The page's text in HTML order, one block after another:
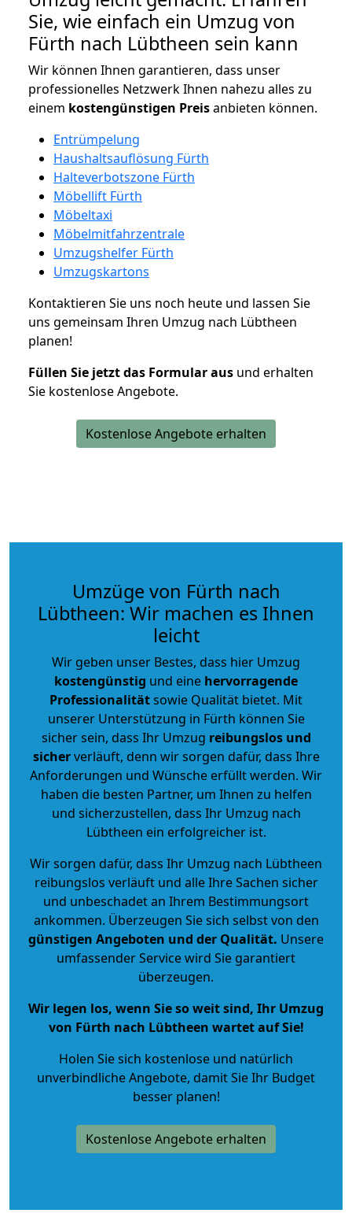
Sie, wie einfach ein Umzug von
Fürth nach Lübtheen sein kann
Wir können Ihnen garantieren, dass unser
professionelles Netzwerk Ihnen nahezu alles zu
einem kostengünstigen Preisanbieten können.
Entrümpelung
Haushaltsauflösung Fürth
Halteverbotszone Fürth
Möbellift Fürth
Möbeltaxi
Möbelmitfahrzentrale
Umzugshelfer Fürth
Umzugskartons
Kontaktieren Sie uns noch heute und lassen Sie
uns gemeinsam Ihren Umzug nach Lübtheen
planen!
Füllen Sie jetzt das Formular aus und erhalten
Sie kostenlose Angebote.
Kostenlose Angebote erhalten
Umzüge von Fürth nach
Lübtheen: Wir machen es Ihnen
leicht
Wir geben unser Bestes, dass hier Umzug
kostengünstig und eine hervorragende
Professionalitätsowie Qualität bietet. Mit
unserer Unterstützung in Fürth können Sie
sicher sein, dass Ihr Umzug reibungslos und
sicherverläuft, denn wir sorgen dafür, dass Ihre
Anforderungen und Wünsche erfüllt werden. Wir
haben die besten Partner, um Ihnen zu helfen
und sicherzustellen, dass Ihr Umzug nach
Lübtheen ein erfolgreicher ist.
Wir sorgen dafür, dass Ihr Umzug nach Lübtheen
reibungslos verläuft und alle Ihre Sachen sicher
und unbeschadet an Ihrem Bestimmungsort
ankommen. Überzeugen Sie sich selbst von den
günstigen Angeboten und der Qualität. Unsere
umfassender Service wird Sie garantiert
überzeugen.
Wir legen los, wenn Sie so weit sind, Ihr Umzug
von Fürth nach Lübtheen wartet auf Sie!
Holen Sie sich kostenlose und natürlich
unverbindliche Angebote, damit Sie Ihr Budget
besser planen!
Kostenlose Angebote erhalten